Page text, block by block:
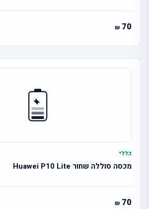
70
כללי
מכסה סוללה שחור Huawei P10 Lite
70